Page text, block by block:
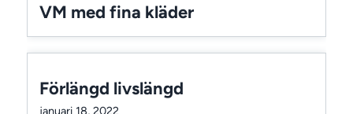
VM med fina kläder
Förlängd livslängd
januari 18, 2022